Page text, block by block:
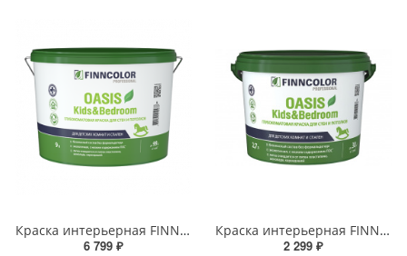
Краска интерьерная FINNCOLOR OASIS Kids&Bedroom A матовая 9л FINNCOLOR - 700014310
6 799 ₽
Краска интерьерная FINNCOLOR OASIS Kids&Bedroom С матовая 2,7л FINNCOLOR - 700014312
2 299 ₽